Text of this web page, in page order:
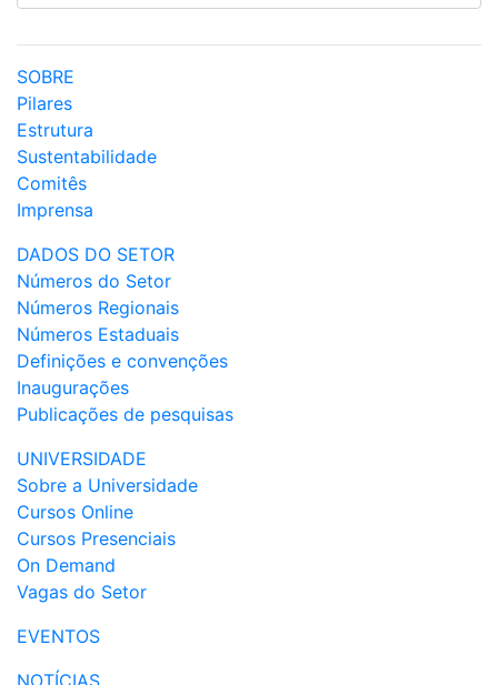
SOBRE
Pilares
Estrutura
Sustentabilidade
Comitês
Imprensa
DADOS DO SETOR
Números do Setor
Números Regionais
Números Estaduais
Definições e convenções
Inaugurações
Publicações de pesquisas
UNIVERSIDADE
Sobre a Universidade
Cursos Online
Cursos Presenciais
On Demand
Vagas do Setor
EVENTOS
NOTÍCIAS